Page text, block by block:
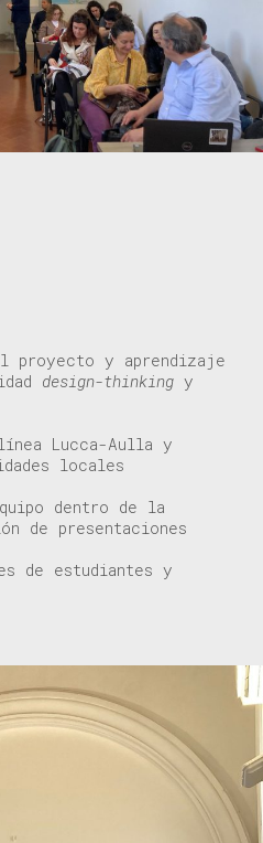
proyecto y aprendizaje
design-thinking y
Lucca-Aulla y
locales
dentro de la
de presentaciones
de estudiantes y